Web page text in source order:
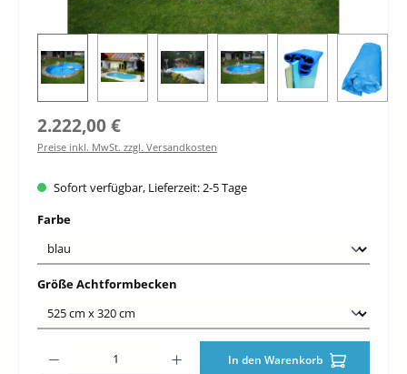
Regulärer Preis:
2.222,00 €
Preise inkl. MwSt. zzgl. Versandkosten
Sofort verfügbar, Lieferzeit: 2-5 Tage
Farbeauswählen
Größe Achtformbecken
In den Warenkorb